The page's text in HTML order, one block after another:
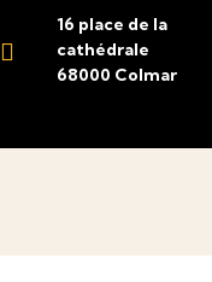

16 place de la
cathédrale
68000 Colmar